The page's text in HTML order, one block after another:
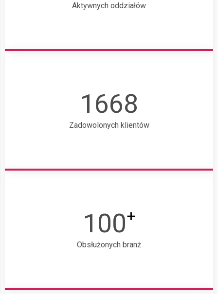
Aktywnych oddziałów
1668
Zadowolonych klientów
100+
Obsłużonych branż